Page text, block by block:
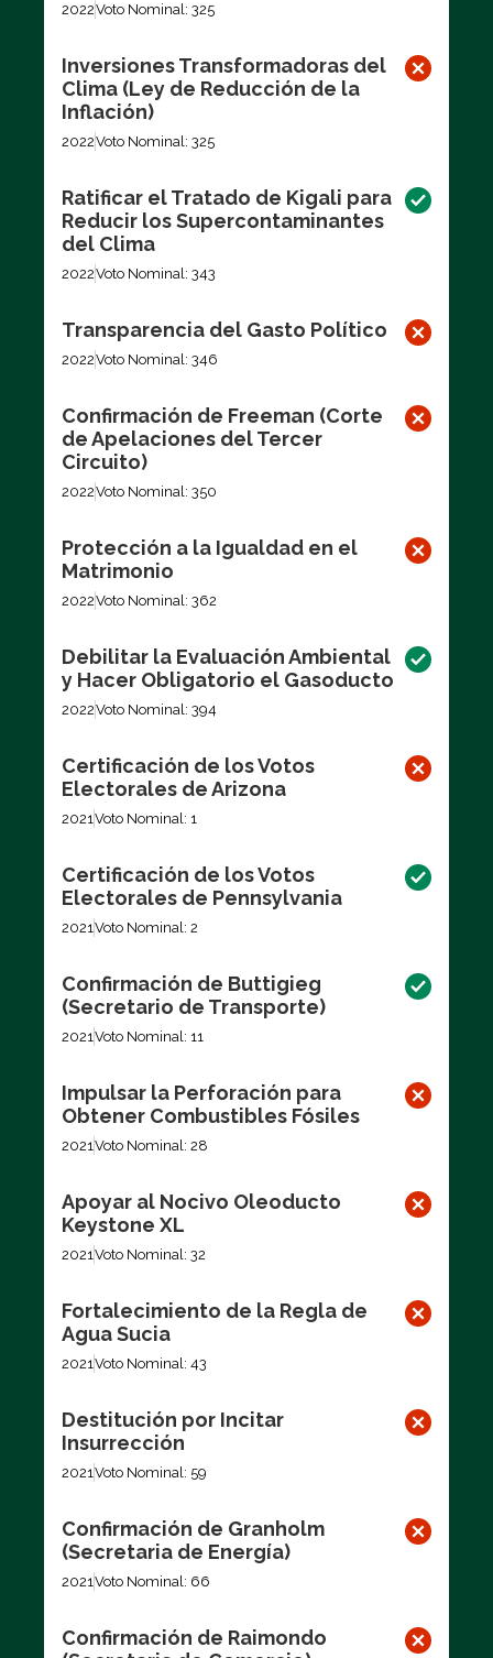
2022Voto Nominal: 325
Inversiones Transformadoras del
Clima (Ley de Reducción de la
Inflación)
2022Voto Nominal: 325
Ratificar el Tratado de Kigali para
Reducir los Supercontaminantes
del Clima
2022Voto Nominal: 343
Transparencia del Gasto Político
2022Voto Nominal: 346
Confirmación de Freeman (Corte
de Apelaciones del Tercer
Circuito)
2022Voto Nominal: 350
Protección a la Igualdad en el
Matrimonio
2022Voto Nominal: 362
Debilitar la Evaluación Ambiental
y Hacer Obligatorio el Gasoducto
2022Voto Nominal: 394
Certificación de los Votos
Electorales de Arizona
2021Voto Nominal: 1
Certificación de los Votos
Electorales de Pennsylvania
2021Voto Nominal: 2
Confirmación de Buttigieg
(Secretario de Transporte)
2021Voto Nominal: 11
Impulsar la Perforación para
Obtener Combustibles Fósiles
2021Voto Nominal: 28
Apoyar al Nocivo Oleoducto
Keystone XL
2021Voto Nominal: 32
Fortalecimiento de la Regla de
Agua Sucia
2021Voto Nominal: 43
Destitución por Incitar
Insurrección
2021Voto Nominal: 59
Confirmación de Granholm
(Secretaria de Energía)
2021Voto Nominal: 66
Confirmación de Raimondo